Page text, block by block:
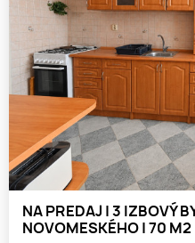
NA PREDAJ | 3 IZBOVÝ
NOVOMESKÉHO | 70 M2